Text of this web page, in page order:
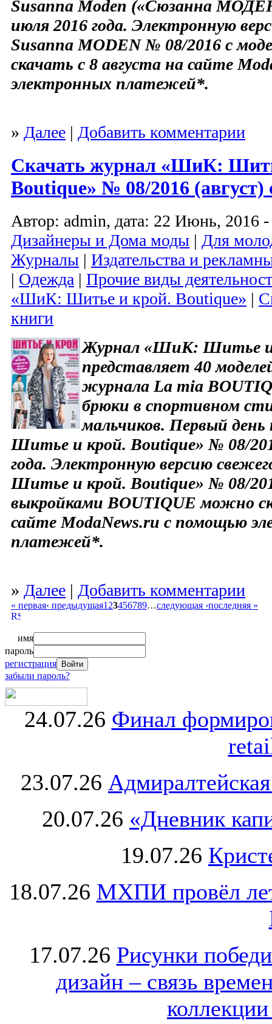
Susanna Moden («Сюзанна
июля 2016 года. Электронную
Susanna MODEN № 08/2016 с
скачать с 8 августа на сайте
электронных платежей*.
» Далее | Добавить комментарии
Скачать журнал «ШиК:
Boutique» № 08/2016
Автор: admin, дата: 22 Июнь, 2016
Дизайнеры и Дома моды | Для
Журналы | Издательства и
| Одежда | Прочие виды
«ШиК: Шитье и крой. Boutique» |
книги
Журнал «ШиК: Шитье и
представляет 40
журнала La mia
брюки в спортивном
мальчиков. Первый
Шитье и крой. Boutique» № 08/
года. Электронную версию
Шитье и крой. Boutique» № 08/
выкройками BOUTIQUE можно
сайте ModaNews.ru с помощью
платежей*.
» Далее | Добавить комментарии
« первая‹ предыдущая1 23456789…следующая ›последняя »
имя
пароль
регистрация
забыли пароль?
24.07.26 Финал
23.07.26
20.07.26 «Дневник
19.07.26
18.07.26 МХПИ провёл
17.07.26 Рисунки
дизайн – связь